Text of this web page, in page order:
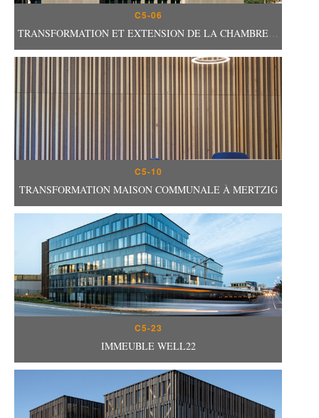
C5-06
C5-10
TRANSFORMATION MAISON COMMUNALE À MERTZIG
C5-23
IMMEUBLE WELL22